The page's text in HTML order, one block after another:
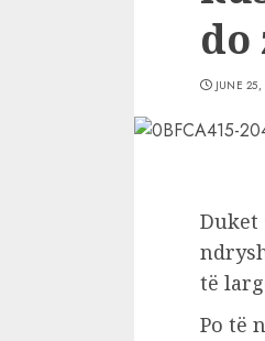
do
JUNE 25,
Duket
të
Po të